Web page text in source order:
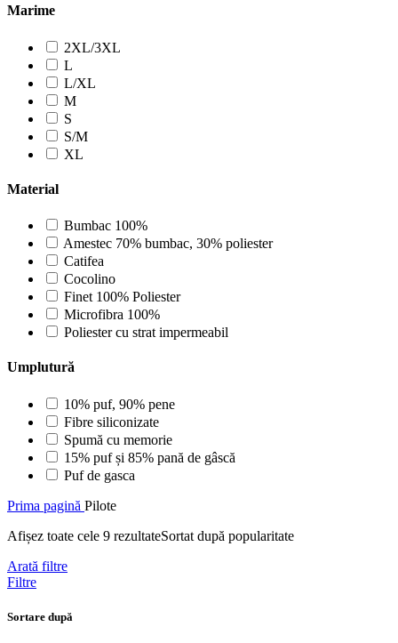
Marime
2XL/3XL
L
L/XL
M
S
S/M
XL
Material
Bumbac 100%
Amestec 70% bumbac, 30% poliester
Catifea
Cocolino
Finet 100% Poliester
Microfibra 100%
Poliester cu strat impermeabil
Umplutură
10% puf, 90% pene
Fibre siliconizate
Spumă cu memorie
15% puf și 85% pană de gâscă
Puf de gasca
Prima pagină Pilote
Afișez toate cele 9 rezultateSortat după popularitate
Arată filtre
Filtre
Sortare după